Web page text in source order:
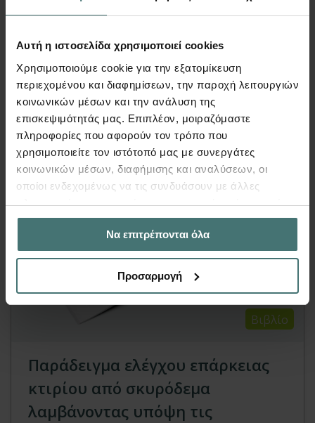
Αυτή η ιστοσελίδα χρησιμοποιεί cookies
Χρησιμοποιούμε cookie για την εξατομίκευση
περιεχομένου και διαφημίσεων, την παροχή λειτουργιών
κοινωνικών μέσων και την ανάλυση της
επισκεψιμότητάς μας. Επιπλέον, μοιραζόμαστε
πληροφορίες που αφορούν τον τρόπο που
χρησιμοποιείτε τον ιστότοπό μας με συνεργάτες
κοινωνικών μέσων, διαφήμισης και αναλύσεων, οι
οποίοι ενδεχομένως να τις συνδυάσουν με άλλες
πληροφορίες που τους έχετε παραχωρήσει ή τις οποίες
έχουν συλλέξει σε σχέση με την από μέρους σας χρήση
των υπηρεσιών τους.Να επιτρέπονται όλα
Προσαρμογή
κτιρίου, στην ερμηνεία τωναποτελεσμάτων
συμπλήρωση
δελτίου
δευτεροβάθμιου προσεισμικού ελέγχου.
Περισσότερα
Βιβλίο
Παράδειγμα ελέγχου επάρκειας
κτιρίου από σκυρόδεμα
λαμβάνοντας υπόψη τις